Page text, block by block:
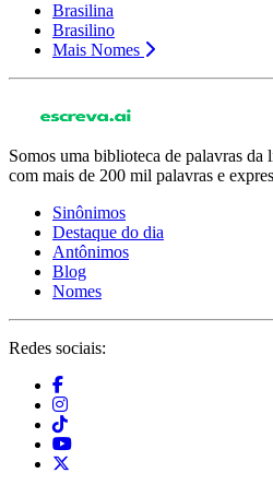
Brasilina
Brasilino
Mais Nomes
Somos uma biblioteca de palavras da
com mais de 200 mil palavras e
Sinônimos
Destaque do dia
Antônimos
Blog
Nomes
Redes sociais: